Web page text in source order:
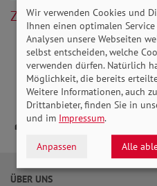
Zurück
ÜBER UNS
Wir verwenden Cookies und
Ihnen einen optimalen
Analysen unsere Webseiten
selbst entscheiden, welche
verwenden dürfen. Natürlich
Möglichkeit, die bereits
Weitere Informationen, auch
Drittanbieter, finden Sie in
und im Impressum.
Anpassen Alle